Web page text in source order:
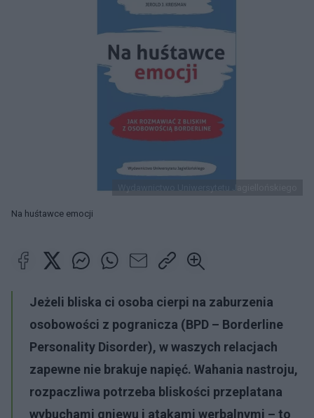
Na huśtawce emocji
Jeżeli bliska ci osoba cierpi na zaburzenia
osobowości z pogranicza (BPD – Borderline
Personality Disorder), w waszych relacjach
zapewne nie brakuje napięć. Wahania nastroju,
rozpaczliwa potrzeba bliskości przeplatana
wybuchami gniewu i atakami werbalnymi – to